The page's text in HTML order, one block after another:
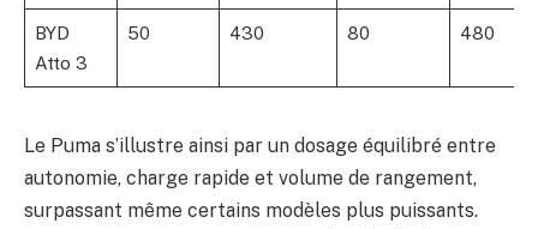
BYD
Atto 3
50 430 80 480
Le Puma s’illustre ainsi par un dosage équilibré entre
autonomie, charge rapide et volume de rangement,
surpassant même certains modèles plus puissants.